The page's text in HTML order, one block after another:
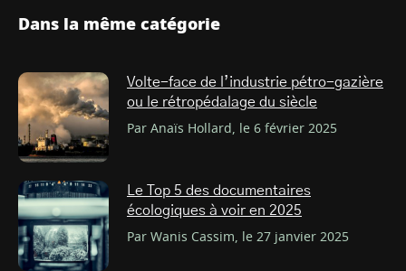
Dans la même catégorie
Volte-face de l’industrie pétro-gazière
ou le rétropédalage du siècle
Par Anaïs Hollard, le 6 février 2025
Le Top 5 des documentaires
écologiques à voir en 2025
Par Wanis Cassim, le 27 janvier 2025